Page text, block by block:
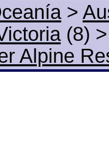
>
(8) >
Alpine